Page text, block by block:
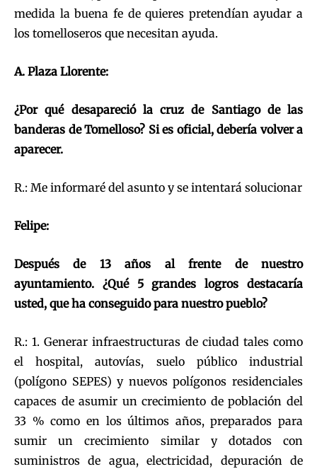
medida la buena fe de quieres pretendían ayudar a
los tomelloseros que necesitan ayuda.
A. Plaza Llorente:
¿Por qué desapareció la cruz de Santiago de las
banderas de Tomelloso? Si es oficial, debería volver a
aparecer.
R.: Me informaré del asunto y se intentará solucionar
Felipe:
Después de 13 años al frente de nuestro
ayuntamiento. ¿Qué 5 grandes logros destacaría
usted, que ha conseguido para nuestro pueblo?
R.: 1. Generar infraestructuras de ciudad tales como
el hospital, autovías, suelo público industrial
(polígono SEPES) y nuevos polígonos residenciales
capaces de asumir un crecimiento de población del
33 % como en los últimos años, preparados para
sumir un crecimiento similar y dotados con
suministros de agua, electricidad, depuración de